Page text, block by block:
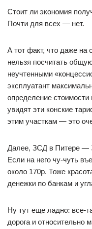
Стоит ли экономия
Почти для всех — нет.
А тот факт, что даже на
нельзя посчитать
неучтенными
эксплуатант
определение
увидят эти конские
этим участкам — это
Далее, ЗСД в Питере —
Если на него чу-чуть
около 170р. Тоже
денежки по банкам и
Ну тут еще ладно: все-
дорога и относительно